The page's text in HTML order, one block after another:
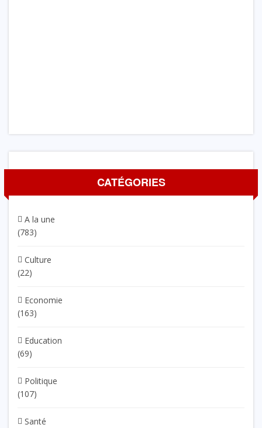
CATÉGORIES
A la une
(783)
Culture
(22)
Economie
(163)
Education
(69)
Politique
(107)
Santé